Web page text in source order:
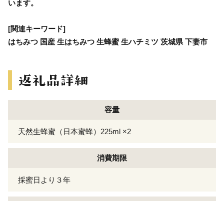
います。
[関連キーワード]
はちみつ 国産 生はちみつ 生蜂蜜 生ハチミツ 茨城県 下妻市
容量
天然生蜂蜜（日本蜜蜂）225ml ×2
消費期限
採蜜日より３年